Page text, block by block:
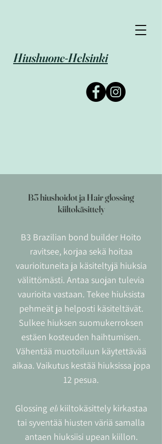
Hiushuone-Helsinki
B3 hiushoidot ja Hair glossing
kiiltokäsittely
B3 Brazilian bond builder Hoito
ravitsee, korjaa sekä hoitaa
vaurioituneita ja käsiteltyjä hiuksia
välittömästi. Antaa suojan tulevia
vaurioita vastaan. Tekee hiuksista
pehmeät ja helposti käsiteltävät.
Sulkee hiuksen suomukerroksen
estäen kosteuden haihtumisen.
Vähentää muotoiluun käytettävää
aikaa. Vaikutus kestää hiuksissa jopa
12 pesua.
Glossing elikiiltokäsittely kirkastaa
tai syventää hiusten väriä samalla
antaen hiuksiisi upean kiillon.